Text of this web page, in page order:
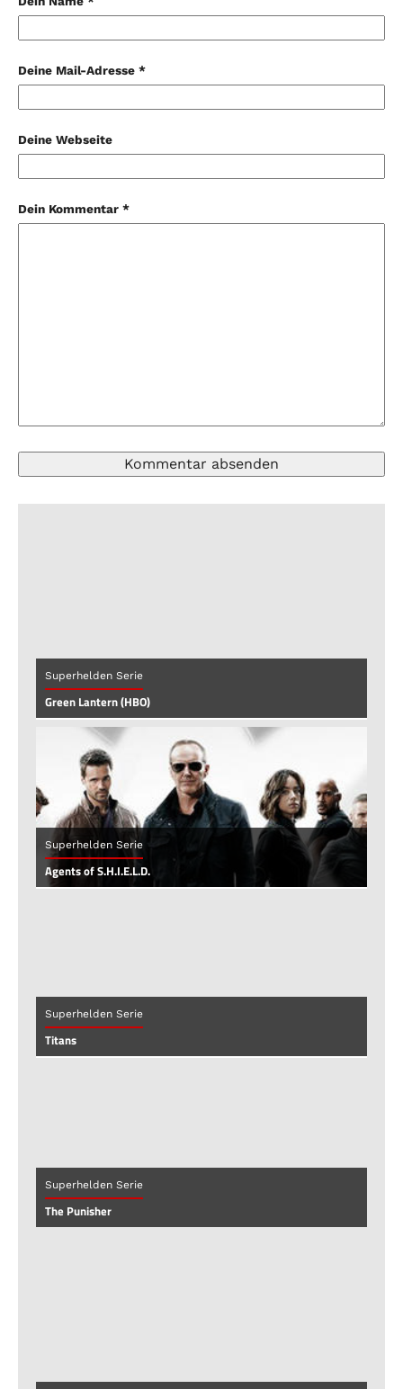
Deine Mail-Adresse *
Deine Webseite
Dein Kommentar *
Superhelden Serie
Green Lantern (HBO)
Superhelden Serie
Agents of S.H.I.E.L.D.
Superhelden Serie
Titans
Superhelden Serie
The Punisher